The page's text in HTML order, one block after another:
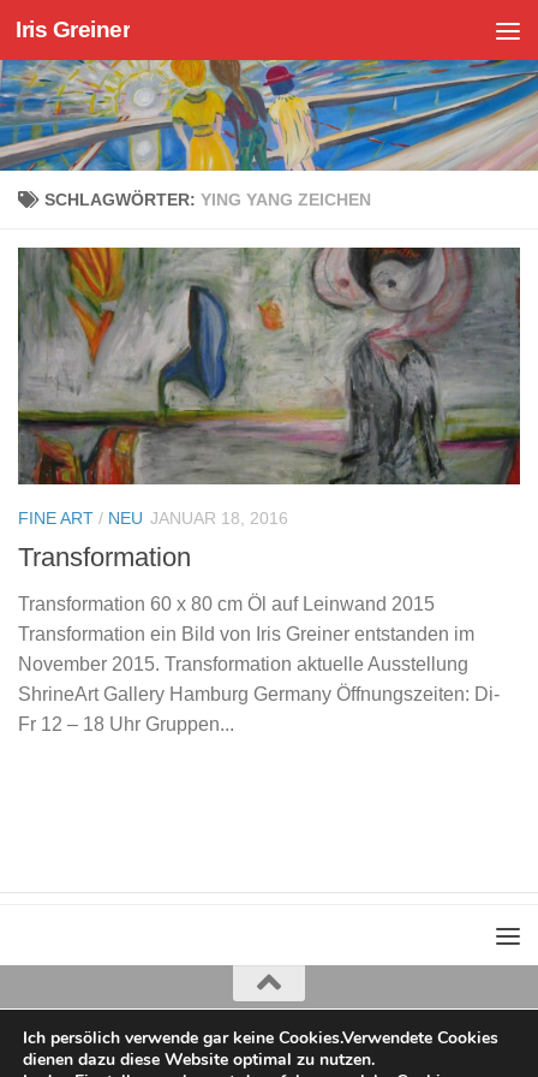
Zum Inhalt springen
Iris Greiner
SCHLAGWÖRTER: YING YANG ZEICHEN
FINE ART / NEU JANUAR 18, 2016
Transformation
Transformation 60 x 80 cm Öl auf Leinwand 2015
Transformation ein Bild von Iris Greiner entstanden im
November 2015. Transformation aktuelle Ausstellung
ShrineArt Gallery Hamburg Germany Öffnungszeiten: Di-
Fr 12 – 18 Uhr Gruppen...
Iris Greiner
copyright 2022
Ich persölich verwende gar keine Cookies.Verwendete Cookies
dienen dazu diese Website optimal zu nutzen.